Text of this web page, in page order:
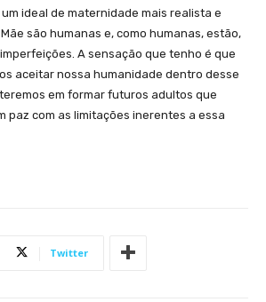
ideal de maternidade mais realista e
são humanas e, como humanas, estão,
A sensação que tenho é que
aceitar nossa humanidade dentro desse
em formar futuros adultos que
paz com as limitações inerentes a essa
Twitter